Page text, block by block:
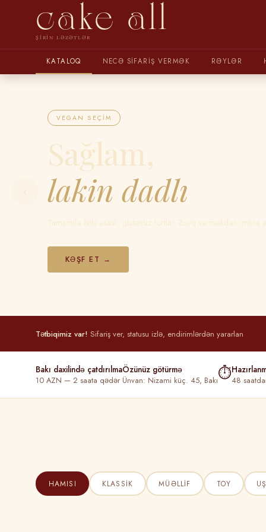
cake all
ŞIRIN LƏZƏTLƏR
KATALOQ NECƏ SIFARIŞ VERMƏK RƏYLƏR
VEGAN SEÇIM
Sağlam,
lakin dadlı
Tamamilə bitki əsaslı, glutensiz tortlar. Zövq verməkdən imtina
KƏŞF ET →
‹
Tətbiqimiz var! Sifariş ver, statusu izlə, endirimlərdən yararlan
Bakı daxilində çatdırılma
10 AZN — 2 saata qədər
Özünüz götürmə
Ünvan: Nizami küç. 45, Bakı⏱48
HAMISI KLASSIK MÜƏLLIF TOY